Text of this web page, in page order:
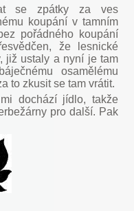
se zpátky za ves
koupání v tamním
pořádného koupání
že lesnické
již ustaly a nyní je tam
osamělému
to zkusit se tam vrátit.
dochází jídlo, takže
pro další. Pak